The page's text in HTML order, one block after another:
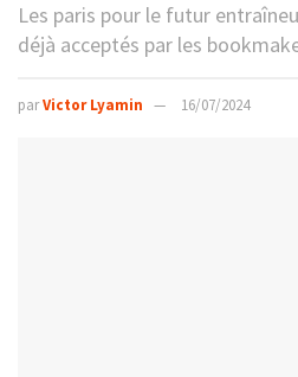
Les paris pour le futur
déjà acceptés par les
parVictor Lyamin 16/07/2024